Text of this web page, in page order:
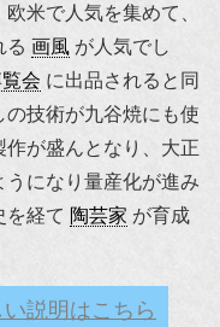
米で人気を集めて、
る 画風 が人気でし
会 に出品されると同
技術が九谷焼にも使
が盛んとなり、大正
になり量産化が進み
を経て 陶芸家 が育成
説明はこちら